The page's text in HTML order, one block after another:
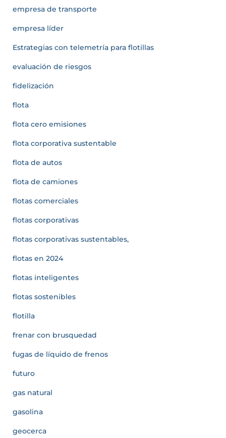
empresa de transporte
empresa líder
Estrategias con telemetría para flotillas
evaluación de riesgos
fidelización
flota
flota cero emisiones
flota corporativa sustentable
flota de autos
flota de camiones
flotas comerciales
flotas corporativas
flotas corporativas sustentables,
flotas en 2024
flotas inteligentes
flotas sostenibles
flotilla
frenar con brusquedad
fugas de líquido de frenos
futuro
gas natural
gasolina
geocerca